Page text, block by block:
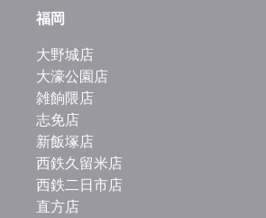
福岡
大野城店
大濠公園店
雑餉隈店
志免店
新飯塚店
西鉄久留米店
西鉄二日市店
直方店